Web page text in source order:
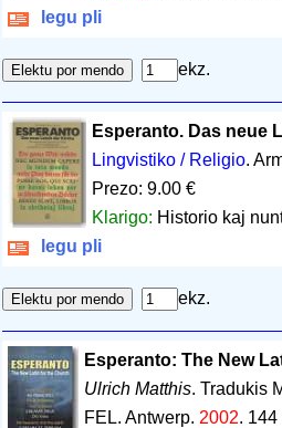
legu pli
ekz.
Esperanto. Das neue
Lingvistiko / Religio.
Prezo: 9.00 €
Klarigo: Historio kaj
legu pli
ekz.
Esperanto: The New
Ulrich Matthis. Tradukis
FEL. Antwerp. 2002. 144